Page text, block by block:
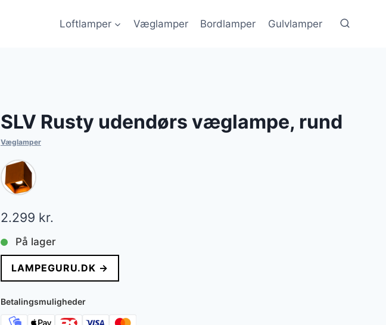
Loftlamper Væglamper Bordlamper Gulvlamper
SLV Rusty udendørs væglampe, rund
Væglamper
2.299 kr.
På lager
LAMPEGURU.DK →
Betalingsmuligheder